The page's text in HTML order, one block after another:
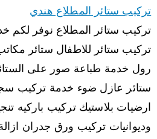
تركيب ستائر المطلاع هندي
تركيب ستائر المطلاع نوفر لكم
تركيب ستائر للاطفال ستائر
رول خدمة طباعة صور على
ستائر عازل ضوء خدمة تركيب
ارضيات بلاستيك تركيب باركيه
وديوانيات تركيب ورق جدران